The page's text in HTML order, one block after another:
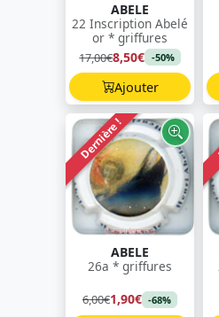
ABELE
22 Inscription Abelé
or * griffures
17,00€8,50€ -50%
Ajouter
Dernière !
ABELE
26a * griffures
6,00€1,90€ -68%